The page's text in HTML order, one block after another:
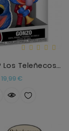
Figura POP Los Teleñecos Gonzo
19,99 €Precio